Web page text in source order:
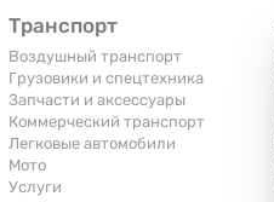
Транспорт
Воздушный транспорт
Грузовики и спецтехника
Запчасти и аксессуары
Коммерческий транспорт
Легковые автомобили
Мото
Услуги